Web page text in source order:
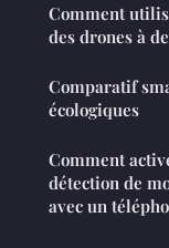
Comment
des drones à
Comparatif
écologiques
Comment
détection de
avec un